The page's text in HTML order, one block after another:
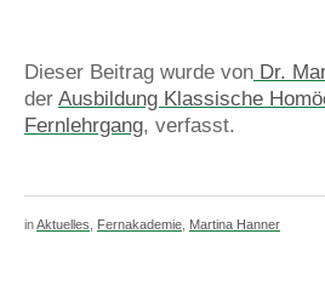
Dieser Beitrag wurde von Dr.
der Ausbildung Klassische
Fernlehrgang, verfasst.
inAktuelles Fernakademie Martina Hanner